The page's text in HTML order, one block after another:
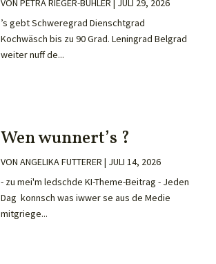
VON PETRA RIEGER-BÜHLER | JULI 29, 2026
’s gebt Schweregrad Dienschtgrad
Kochwäsch bis zu 90 Grad. Leningrad Belgrad
weiter nuff de...
Wen wunnert’s ?
VON ANGELIKA FUTTERER | JULI 14, 2026
- zu mei'm ledschde KI-Theme-Beitrag - Jeden
Dag konnsch was iwwer se aus de Medie
mitgriege...